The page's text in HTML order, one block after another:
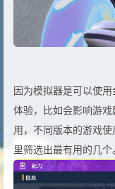
因为模拟器是可以使
体验，比如会影响游
用，不同版本的游戏
里筛选出最有用的几个